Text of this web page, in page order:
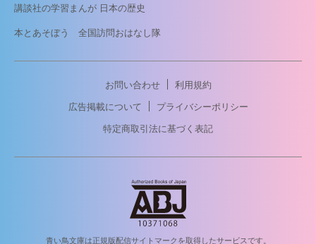
講談社の学習まんが 日本の歴史
本とあそぼう 全国訪問おはなし隊
お問い合わせ
利用規約
広告掲載について
プライバシーポリシー
特定商取引法に基づく表記
青い鳥文庫は正規版配信サイトマークを取得したサービスです。